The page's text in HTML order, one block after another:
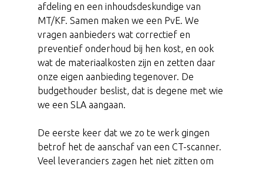
afdeling en een inhoudsdeskundige van
MT/KF. Samen maken we een PvE. We
vragen aanbieders wat correctief en
preventief onderhoud bij hen kost, en ook
wat de materiaalkosten zijn en zetten daar
onze eigen aanbieding tegenover. De
budgethouder beslist, dat is degene met wie
we een SLA aangaan.
De eerste keer dat we zo te werk gingen
betrof het de aanschaf van een CT-scanner.
Veel leveranciers zagen het niet zitten om